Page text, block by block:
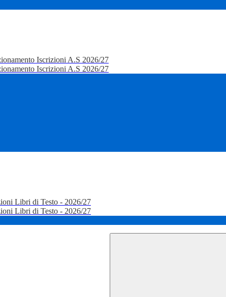
Iscrizioni A.S 2026/27
Iscrizioni A.S 2026/27
Libri di Testo - 2026/27
Libri di Testo - 2026/27